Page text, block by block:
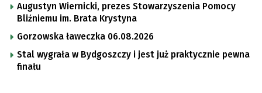
Augustyn Wiernicki, prezes Stowarzyszenia Pomocy
Bliźniemu im. Brata Krystyna
Gorzowska ławeczka 06.08.2026
Stal wygrała w Bydgoszczy i jest już praktycznie pewna
finału